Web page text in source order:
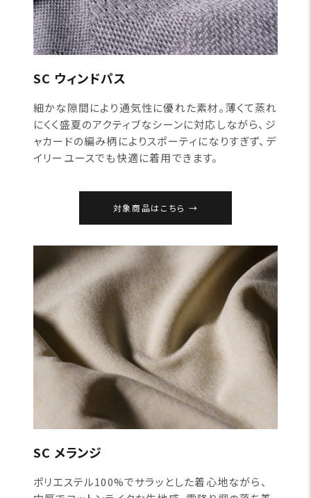
SC ウィンドパス
細かな隙間により通気性に優れた素材。薄くて蒸れ
にくく盛夏のアクティブなシーンに対応しながら、ジ
ャカードの編み柄によりスポーティになりすぎず、デ
イリーユースでも快適に着用できます。
対象商品はこちら
SC メランジ
ポリエステル100%でサラッとした着心地ながら、